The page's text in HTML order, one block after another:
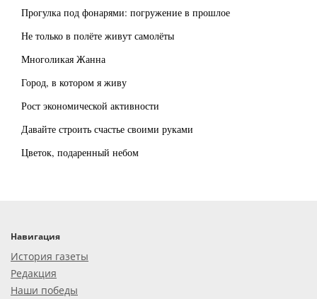
Прогулка под фонарями: погружение в прошлое
Не только в полёте живут самолёты
Многоликая Жанна
Город, в котором я живу
Рост экономической активности
Давайте строить счастье своими руками
Цветок, подаренный небом
Навигация
История газеты
Редакция
Наши победы